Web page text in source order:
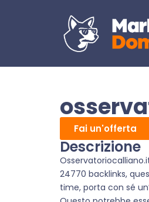
Fai un'offerta
Descrizione
24770 backlinks,
time, porta con sé